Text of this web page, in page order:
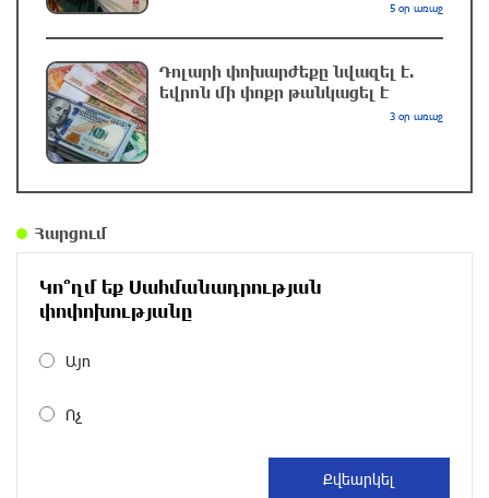
2 ժամ առաջ
Ավտովթար՝ Կոտայքի մարզում. Զովունի-
Romeo»-ն և «Opel»-ը. կա վիրավոր
Արժևորվում է Շիրակի երգիծական
բանահյուսությունը
3 ժամ առաջ
5 օր առաջ
Դոլարի փոխարժեքը նվազել է.
եվրոն մի փոքր թանկացել է
3 օր առաջ
Հարցում
Կո՞ղմ եք Սահմանադրության
փոփոխությանը
Այո
Ոչ